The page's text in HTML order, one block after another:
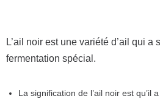
L’ail noir est une variété d’ail qui a
fermentation spécial.
La signification de l’ail noir est qu’il